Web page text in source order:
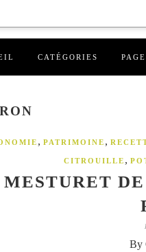
CATÉGORIES
, PATRIMOINE ,
CITROUILLE ,
By